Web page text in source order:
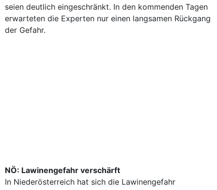
seien deutlich eingeschränkt. In den kommenden Tagen
erwarteten die Experten nur einen langsamen Rückgang
der Gefahr.
NÖ: Lawinengefahr verschärft
In Niederösterreich hat sich die Lawinengefahr